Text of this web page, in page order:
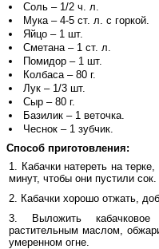
Соль – 1/2 ч. л.
Мука – 4-5 ст. л. с горкой.
Яйцо – 1 шт.
Сметана – 1 ст. л.
Помидор – 1 шт.
Колбаса – 80 г.
Лук – 1/3 шт.
Сыр – 80 г.
Базилик – 1 веточка.
Чеснок – 1 зубчик.
Способ приготовления:
Кабачки натереть на
минут, чтобы они пустили сок.
Кабачки хорошо отжать,
Выложить
растительным маслом,
умеренном огне.